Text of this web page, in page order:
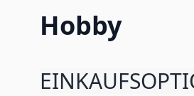
Hobby